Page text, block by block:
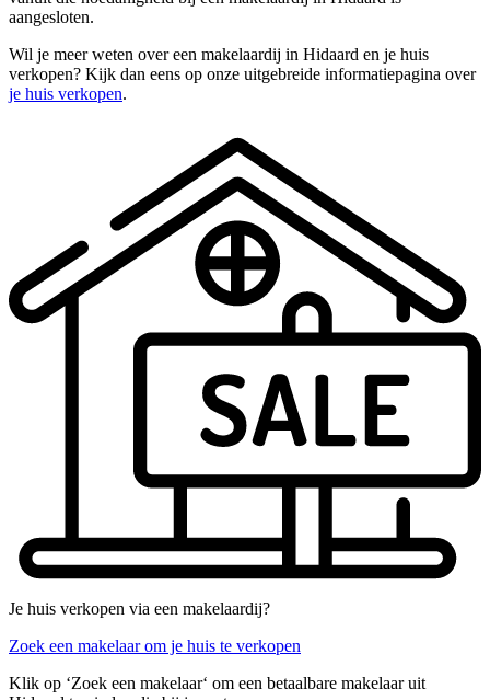
aangesloten.
Wil je meer weten over een makelaardij in Hidaard en je huis
verkopen? Kijk dan eens op onze uitgebreide informatiepagina over
je huis verkopen.
Je huis verkopen via een makelaardij?
Zoek een makelaar om je huis te verkopen
Klik op ‘Zoek een makelaar‘ om een betaalbare makelaar uit